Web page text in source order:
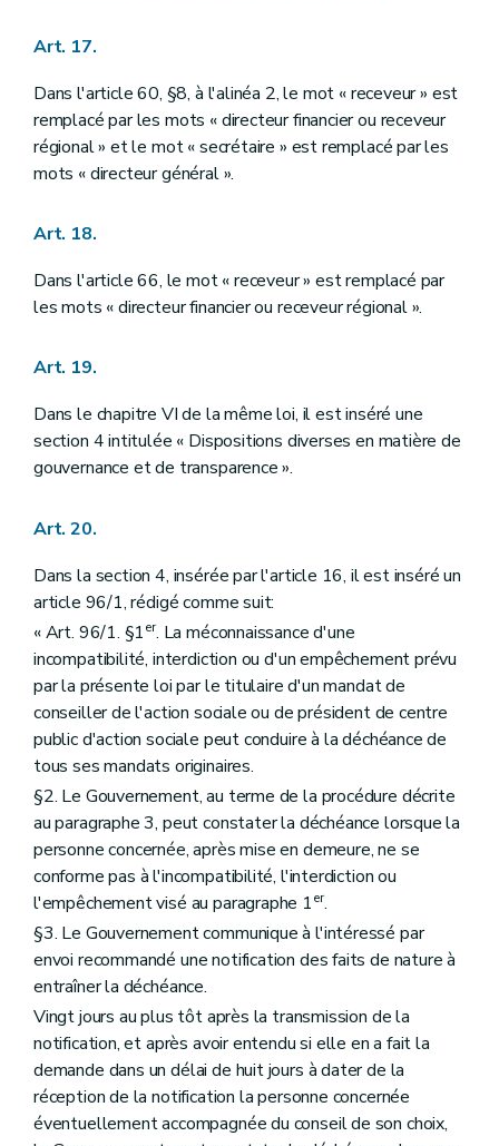
Art. 17.
Dans l'article 60, §8, à l'alinéa 2, le mot « receveur » est
remplacé par les mots « directeur financier ou receveur
régional » et le mot « secrétaire » est remplacé par les
mots « directeur général ».
Art. 18.
Dans l'article 66, le mot « receveur » est remplacé par
les mots « directeur financier ou receveur régional ».
Art. 19.
Dans le chapitre VI de la même loi, il est inséré une
section 4 intitulée « Dispositions diverses en matière de
gouvernance et de transparence ».
Art. 20.
Dans la section 4, insérée par l'article 16, il est inséré un
article 96/1, rédigé comme suit:
« Art. 96/1. §1er. La méconnaissance d'une
incompatibilité, interdiction ou d'un empêchement prévu
par la présente loi par le titulaire d'un mandat de
conseiller de l'action sociale ou de président de centre
public d'action sociale peut conduire à la déchéance de
tous ses mandats originaires.
§2. Le Gouvernement, au terme de la procédure décrite
au paragraphe 3, peut constater la déchéance lorsque la
personne concernée, après mise en demeure, ne se
conforme pas à l'incompatibilité, l'interdiction ou
l'empêchement visé au paragraphe 1er.
§3. Le Gouvernement communique à l'intéressé par
envoi recommandé une notification des faits de nature à
entraîner la déchéance.
Vingt jours au plus tôt après la transmission de la
notification, et après avoir entendu si elle en a fait la
demande dans un délai de huit jours à dater de la
réception de la notification la personne concernée
éventuellement accompagnée du conseil de son choix,